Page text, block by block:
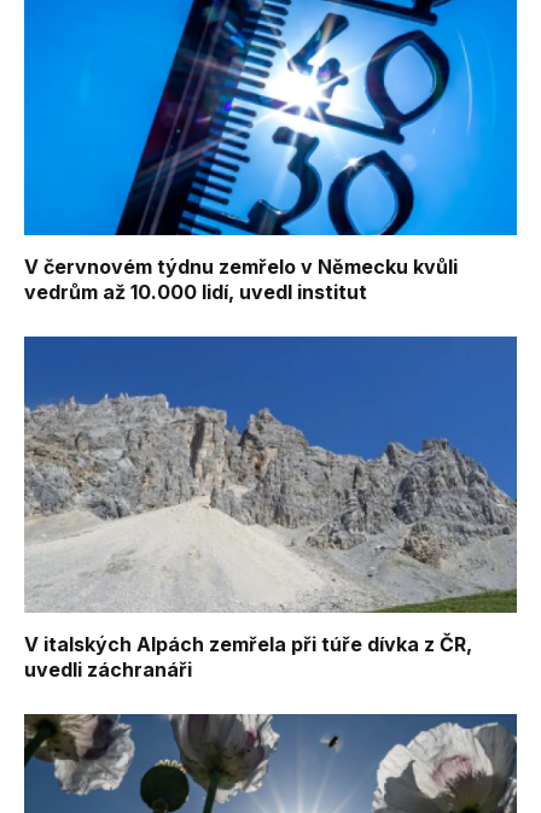
V červnovém týdnu zemřelo v Německu kvůli
vedrům až 10.000 lidí, uvedl institut
V italských Alpách zemřela při túře dívka z ČR,
uvedli záchranáři